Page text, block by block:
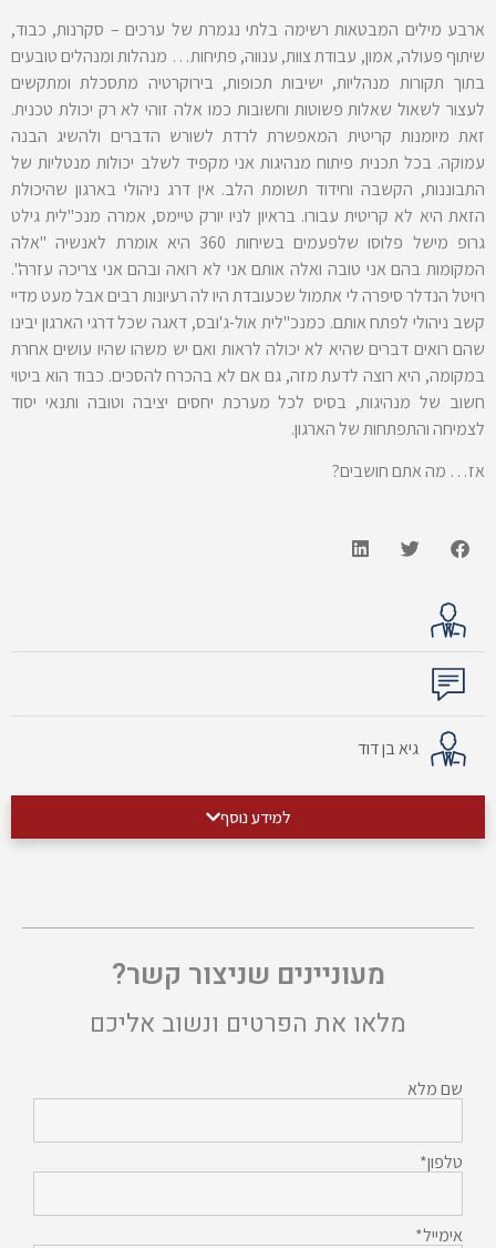
ארבע מילים המבטאות רשימה בלתי נגמרת של ערכים – סקרנות, כבוד,
שיתוף פעולה, אמון, עבודת צוות, ענווה, פתיחות… מנהלות ומנהלים טובעים
בתוך תקורות מנהליות, ישיבות תכופות, בירוקרטיה מתסכלת ומתקשים
לעצור לשאול שאלות פשוטות וחשובות כמו אלה זוהי לא רק יכולת טכנית.
זאת מיומנות קריטית המאפשרת לרדת לשורש הדברים ולהשיג הבנה
עמוקה. בכל תכנית פיתוח מנהיגות אני מקפיד לשלב יכולות מנטליות של
התבוננות, הקשבה וחידוד תשומת הלב. אין דרג ניהולי בארגון שהיכולת
הזאת היא לא קריטית עבורו. בראיון לניו יורק טיימס, אמרה מנכ"לית גילט
גרופ מישל פלוסו שלפעמים בשיחות 360 היא אומרת לאנשיה "אלה
המקומות בהם אני טובה ואלה אותם אני לא רואה ובהם אני צריכה עזרה".
רויטל הנדלר סיפרה לי אתמול שכעובדת היו לה רעיונות רבים אבל מעט מדיי
קשב ניהולי לפתח אותם. כמנכ"לית אול-ג'ובס, דאגה שכל דרגי הארגון יבינו
שהם רואים דברים שהיא לא יכולה לראות ואם יש משהו שהיו עושים אחרת
במקומה, היא רוצה לדעת מזה, גם אם לא בהכרח להסכים. כבוד הוא ביטוי
חשוב של מנהיגות, בסיס לכל מערכת יחסים יציבה וטובה ותנאי יסוד
לצמיחה והתפתחות של הארגון.
אז… מה אתם חושבים?
גיא בן דוד
למידע נוסף
מעוניינים שניצור קשר?
מלאו את הפרטים ונשוב אליכם
שם מלא
טלפון*
אימייל*